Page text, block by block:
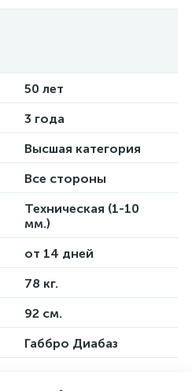
50 лет
3 года
Высшая категория
Все стороны
Техническая (1-10
мм.)
от 14 дней
78 кг.
92 см.
Габбро Диабаз